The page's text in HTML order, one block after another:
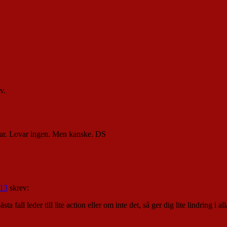
Lovar ingen. Men kanske. DS
skrev:
fall leder till lite action eller om inte det, så ger dig lite lindring i